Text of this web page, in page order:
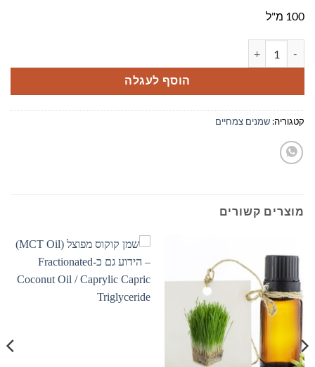
100 מ"ל
הוסף לעגלה
קטגוריה: שמנים צמחיים
מוצרים קשורים